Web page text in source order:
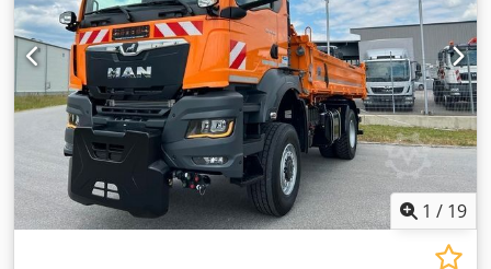
кран, погон на сите тркала,
1 / 19